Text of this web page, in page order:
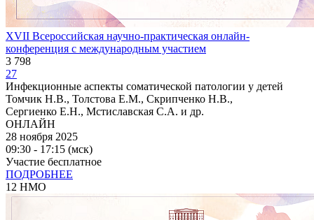
XVII Всероссийская научно-практическая онлайн-
конференция с международным участием
3 798
27
Инфекционные аспекты соматической патологии у детей
Томчик Н.В., Толстова Е.М., Скрипченко Н.В.,
Сергиенко Е.Н., Мстиславская С.А. и др.
ОНЛАЙН
28 ноября 2025
09:30 - 17:15 (мск)
Участие бесплатное
ПОДРОБНЕЕ
12 НМО